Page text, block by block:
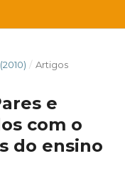
/ Artigos
e
com o
do ensino